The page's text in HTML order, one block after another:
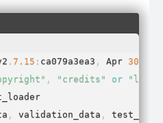
``training_data`` is a
y)``.  ``x`` is a 784-
input image.  ``y`` is a
representing the unit
for ``x``.
and ``test_data``
. 7.15 : ca079a3ea3 , Apr 30
, "credits" or
, validation_data ,